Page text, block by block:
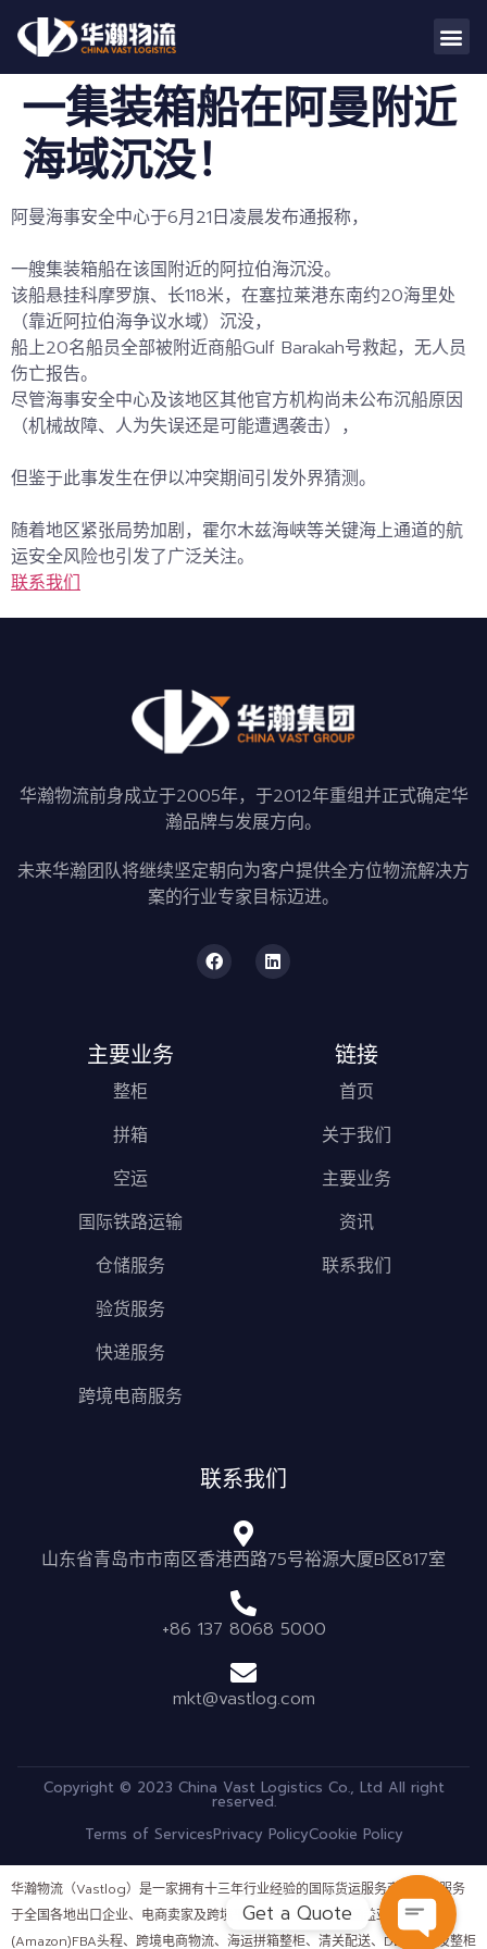
一集装箱船在阿曼附近
海域沉没！
阿曼海事安全中心于6月21日凌晨发布通报称，
一艘集装箱船在该国附近的阿拉伯海沉没。
该船悬挂科摩罗旗、长118米，在塞拉莱港东南约20海里处
（靠近阿拉伯海争议水域）沉没，
船上20名船员全部被附近商船Gulf Barakah号救起，无人员
伤亡报告。
尽管海事安全中心及该地区其他官方机构尚未公布沉船原因
（机械故障、人为失误还是可能遭遇袭击），
但鉴于此事发生在伊以冲突期间引发外界猜测。
随着地区紧张局势加剧， 霍尔木兹海峡等关键海上通道的航
运安全风险也引发了广泛关注。
联系我们
华瀚物流前身成立于2005年，于2012年重组并正式确定华
瀚品牌与发展方向。
未来华瀚团队将继续坚定朝向为客户提供全方位物流解决方
案的行业专家目标迈进。
主要业务
整柜
拼箱
空运
国际铁路运输
仓储服务
验货服务
快递服务
跨境电商服务
链接
首页
关于我们
主要业务
资讯
联系我们
联系我们
山东省青岛市市南区香港西路75号裕源大厦B区817室
+86 137 8068 5000
mkt@vastlog.com
Copyright © 2023 China Vast Logistics Co., Ltd All right
reserved.
Terms of ServicesPrivacy PolicyCookie Policy
华瀚物流（Vastlog）是一家拥有十三年行业经验的国际货运服务商，长期服务
于全国各地出口企业、电商卖家及跨境平台客户。公司业务涵盖亚马逊
(Amazon)FBA头程、跨境电商物流、海运拼箱整柜、清关配送、DDP运输及整柜
Get a Quote